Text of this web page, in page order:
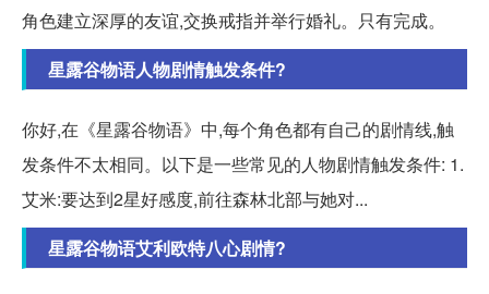
角色建立深厚的友谊,交换戒指并举行婚礼。只有完成。
星露谷物语人物剧情触发条件?
你好,在《星露谷物语》中,每个角色都有自己的剧情线,触
发条件不太相同。以下是一些常见的人物剧情触发条件: 1.
艾米:要达到2星好感度,前往森林北部与她对...
星露谷物语艾利欧特八心剧情?